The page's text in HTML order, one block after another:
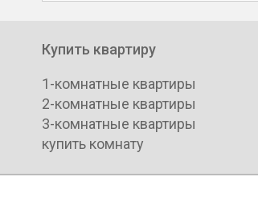
Купить квартиру
1-комнатные квартиры
2-комнатные квартиры
3-комнатные квартиры
купить комнату